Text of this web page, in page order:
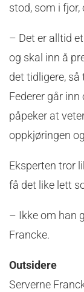
stod, som i fjor,
– Det er alltid
og skal inn å
det tidligere,
Federer går inn
påpeker at
oppkjøringen
Eksperten tror
få det like lett
– Ikke om han
Francke.
Outsidere
Serverne